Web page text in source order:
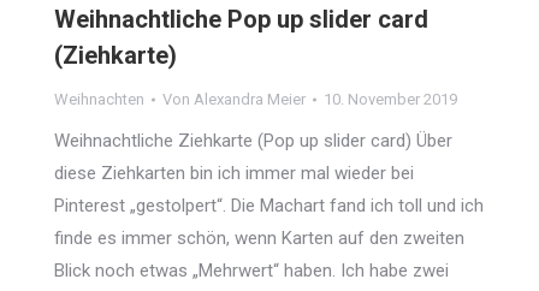
Weihnachtliche Pop up slider card
(Ziehkarte)
Weihnachten Von Alexandra Meier 10. November 2019
Weihnachtliche Ziehkarte (Pop up slider card) Über
diese Ziehkarten bin ich immer mal wieder bei
Pinterest „gestolpert“. Die Machart fand ich toll und ich
finde es immer schön, wenn Karten auf den zweiten
Blick noch etwas „Mehrwert“ haben. Ich habe zwei